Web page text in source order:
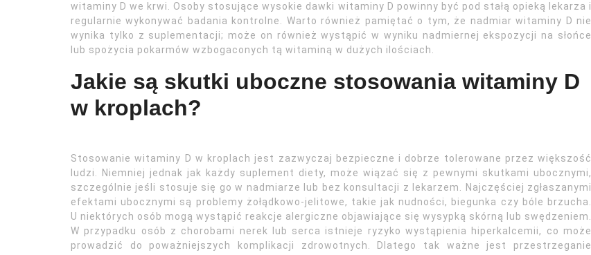
witaminy D we krwi. Osoby stosujące wysokie dawki witaminy D powinny być pod stałą opieką lekarza i
regularnie wykonywać badania kontrolne. Warto również pamiętać o tym, że nadmiar witaminy D nie
wynika tylko z suplementacji; może on również wystąpić w wyniku nadmiernej ekspozycji na słońce
lub spożycia pokarmów wzbogaconych tą witaminą w dużych ilościach.
Jakie są skutki uboczne stosowania witaminy D
w kroplach?
Stosowanie witaminy D w kroplach jest zazwyczaj bezpieczne i dobrze tolerowane przez większość
ludzi. Niemniej jednak jak każdy suplement diety, może wiązać się z pewnymi skutkami ubocznymi,
szczególnie jeśli stosuje się go w nadmiarze lub bez konsultacji z lekarzem. Najczęściej zgłaszanymi
efektami ubocznymi są problemy żołądkowo-jelitowe, takie jak nudności, biegunka czy bóle brzucha.
U niektórych osób mogą wystąpić reakcje alergiczne objawiające się wysypką skórną lub swędzeniem.
W przypadku osób z chorobami nerek lub serca istnieje ryzyko wystąpienia hiperkalcemii, co może
prowadzić do poważniejszych komplikacji zdrowotnych. Dlatego tak ważne jest przestrzeganie